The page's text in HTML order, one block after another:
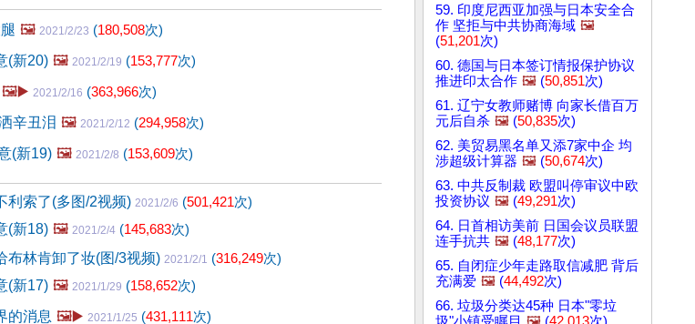
🖼️ 2021/2/23 (180,508次)
(新20) 🖼️ 2021/2/19 (153,777次)
🖼️▶️ 2021/2/16 (363,966次)
辛丑泪 🖼️ 2021/2/12 (294,958次)
(新19) 🖼️ 2021/2/8 (153,609次)
利索了(多图/2视频) 2021/2/6 (501,421次)
(新18) 🖼️ 2021/2/4 (145,683次)
布林肯卸了妆(图/3视频) 2021/2/1 (316,249次)
(新17) 🖼️ 2021/1/29 (158,652次)
的消息 🖼️▶️ 2021/1/25 (431,111次)
59. 印度尼西亚加强与日本安全合
作 坚拒与中共协商海域 🖼️
(51,201次)
60. 德国与日本签订情报保护协议
推进印太合作 🖼️ (50,851次)
61. 辽宁女教师赌博 向家长借百万
元后自杀 🖼️ (50,835次)
62. 美贸易黑名单又添7家中企 均
涉超级计算器 🖼️ (50,674次)
63. 中共反制裁 欧盟叫停审议中欧
投资协议 🖼️ (49,291次)
64. 日首相访美前 日国会议员联盟
连手抗共 🖼️ (48,177次)
65. 自闭症少年走路取信减肥 背后
充满爱 🖼️ (44,492次)
66. 垃圾分类达45种 日本"零垃
圾"小镇受瞩目 🖼️ (42,013次)